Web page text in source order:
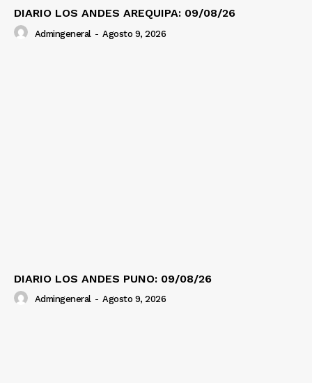
DIARIO LOS ANDES AREQUIPA: 09/08/26
Admingeneral - Agosto 9, 2026
DIARIO LOS ANDES PUNO: 09/08/26
Admingeneral - Agosto 9, 2026